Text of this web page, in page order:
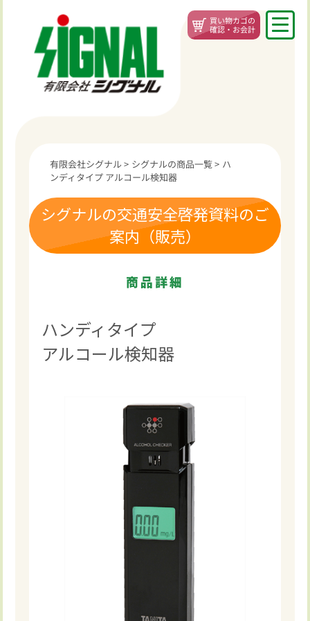
有限会社シグナル> シグナルの商品一覧> ハ
ンディタイプ アルコール検知器
買い物カゴの
確認・お会計
シグナルの交通安全啓発資料のご
案内（販売）
商品詳細
ハンディタイプ
アルコール検知器